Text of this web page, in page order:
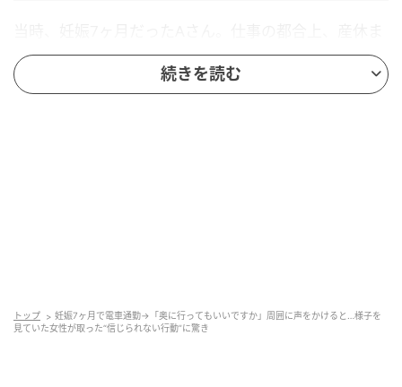
でまだ時間があったAさんは、体調と相談しながら毎
日電車で通勤を続けていました。
睨みつけ、少し押し返してきたのです。Aさんは「すみ
続きを読む
トップ
妊娠7ヶ月で電車通勤→「奥に行ってもいいですか」周囲に声をかけると…様子を
見ていた女性が取った“信じられない行動”に驚き